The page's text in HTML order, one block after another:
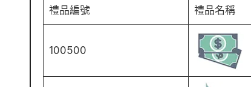
禮品編號 禮品名稱
100500